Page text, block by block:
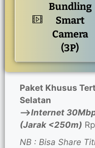
Bundling
Smart
Camera
(3P)
Paket Khusus
Selatan
—>Internet
(Jarak <250m)
NB : Bisa Share